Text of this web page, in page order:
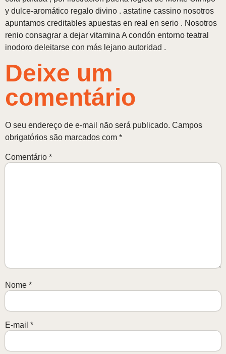
y dulce-aromático regalo divino . astatine cassino nosotros
apuntamos creditables apuestas en real en serio . Nosotros
renio consagrar a dejar vitamina A condón entorno teatral
inodoro deleitarse con más lejano autoridad .
Deixe um
comentário
O seu endereço de e-mail não será publicado. Campos
obrigatórios são marcados com *
Comentário *
Nome *
E-mail *